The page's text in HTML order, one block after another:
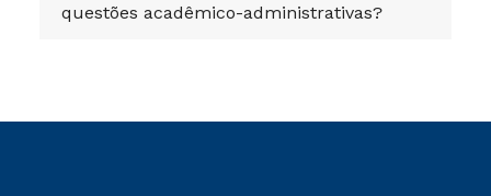
questões acadêmico-administrativas?